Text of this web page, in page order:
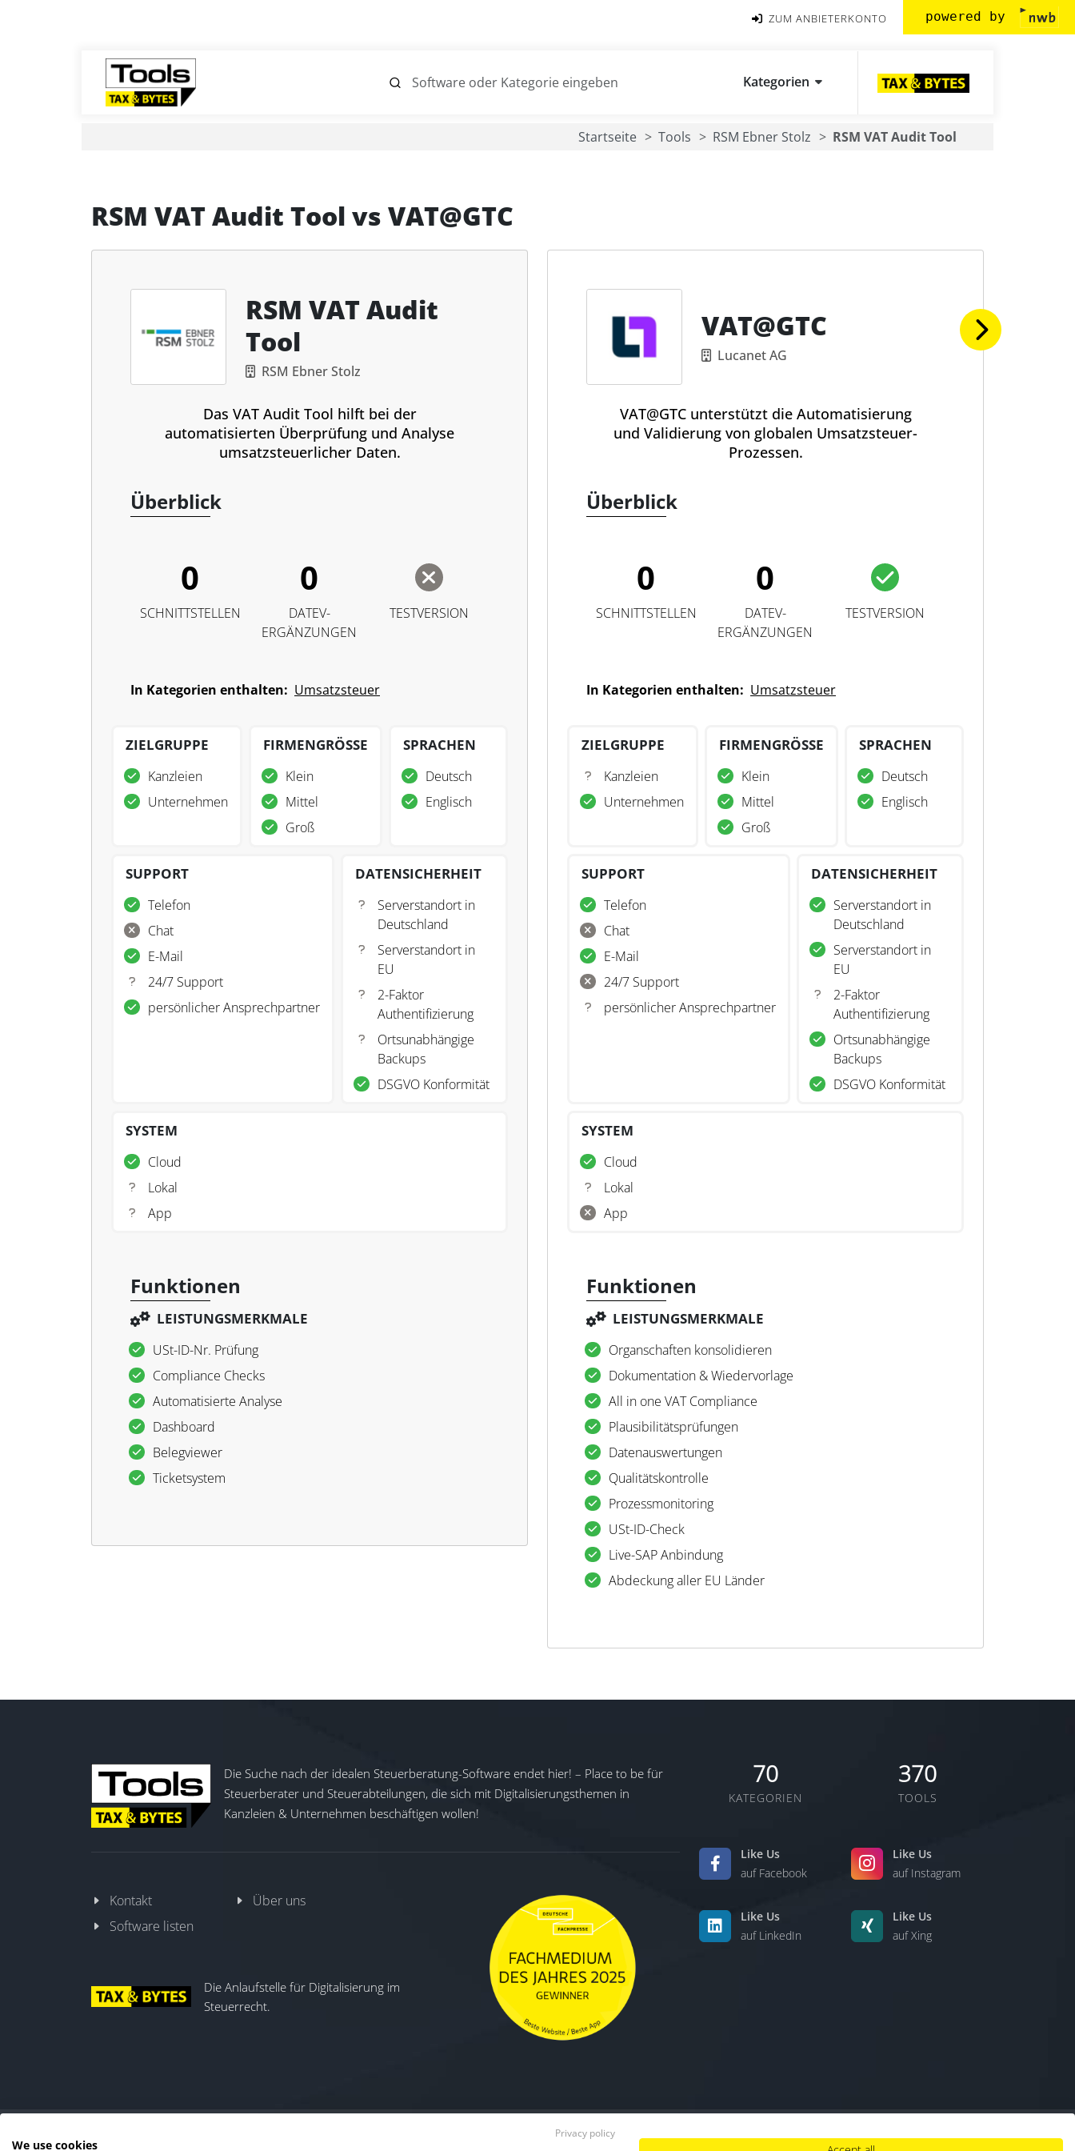
ZUM ANBIETERKONTO powered by
Kategorien
Startseite Tools RSM Ebner Stolz RSM VAT Audit Tool
RSM VAT Audit Tool vs VAT@GTC
RSM VAT Audit
Tool
RSM Ebner Stolz
Das VAT Audit Tool hilft bei der
automatisierten Überprüfung und Analyse
umsatzsteuerlicher Daten.
Überblick
0
SCHNITTSTELLEN
0
DATEV-
ERGÄNZUNGEN
TESTVERSION
In Kategorien enthalten: Umsatzsteuer
ZIELGRUPPE
Kanzleien
Unternehmen
FIRMENGRÖSSE
Klein
Mittel
Groß
SPRACHEN
Deutsch
Englisch
SUPPORT
Telefon
Chat
E-Mail
24/7 Support
persönlicher Ansprechpartner
DATENSICHERHEIT
Serverstandort in
Deutschland
Serverstandort in
EU
2-Faktor
Authentifizierung
Ortsunabhängige
Backups
DSGVO Konformität
SYSTEM
Cloud
Lokal
App
Funktionen
LEISTUNGSMERKMALE
USt-ID-Nr. Prüfung
Com­pli­ance Checks
Au­to­ma­ti­sierte Ana­lyse
Da­sh­board
Be­leg­viewer
Ti­cket­sys­tem
VAT@GTC
Lucanet AG
VAT@GTC unterstützt die Automatisierung
und Validierung von globalen Umsatzsteuer-
Prozessen.
Überblick
0
SCHNITTSTELLEN
0
DATEV-
ERGÄNZUNGEN
TESTVERSION
In Kategorien enthalten: Umsatzsteuer
ZIELGRUPPE
Kanzleien
Unternehmen
FIRMENGRÖSSE
Klein
Mittel
Groß
SPRACHEN
Deutsch
Englisch
SUPPORT
Telefon
Chat
E-Mail
24/7 Support
persönlicher Ansprechpartner
DATENSICHERHEIT
Serverstandort in
Deutschland
Serverstandort in
EU
2-Faktor
Authentifizierung
Ortsunabhängige
Backups
DSGVO Konformität
SYSTEM
Cloud
Lokal
App
Funktionen
LEISTUNGSMERKMALE
Organschaften konsolidieren
Dokumentation & Wiedervorlage
All in one VAT Compliance
Plausibilitätsprüfungen
Datenauswertungen
Qualitätskontrolle
Prozessmonitoring
USt-ID-Check
Live-SAP Anbindung
Abdeckung aller EU Länder
Die Suche nach der idealen Steuerberatung-Software endet hier! – Place to be für
Steuerberater und Steuerabteilungen, die sich mit Digitalisierungsthemen in
Kanzleien & Unternehmen beschäftigen wollen!
Kontakt
Über uns
Software listen
Die Anlaufstelle für Digitalisierung im
Steuerrecht.
70
KATEGORIEN
370
TOOLS
Like Us
auf Facebook
Like Us
auf Instagram
Like Us
auf LinkedIn
Like Us
auf Xing
Privacy policy
We use cookies